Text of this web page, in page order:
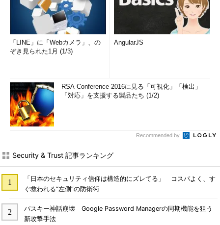
「LINE」に「Webカメラ」、の
ぞき見られた1月 (1/3)
AngularJS
RSA Conference 2016に見る「可視化」「検出」
「対応」を支援する製品たち (1/2)
Recommended by
Security & Trust 記事ランキング
「日本のセキュリティ信仰は構造的にズレてる」 コスパよく、す
ぐ救われる“左側”の防衛術
パスキー神話崩壊 Google Password Managerの同期機能を狙う
新攻撃手法